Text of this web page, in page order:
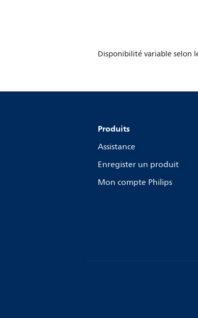
Disponibilité variable selon
Produits
Assistance
Enregister un produit
Mon compte Philips